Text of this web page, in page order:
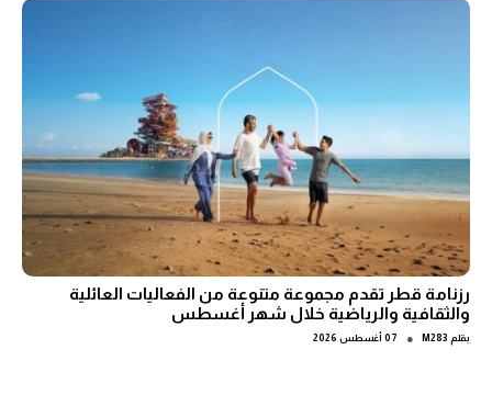
رزنامة قطر تقدم مجموعة متنوعة من الفعاليات العائلية
والثقافية والرياضية خلال شهر أغسطس
بقلم M283
● 07 أغسطس 2026